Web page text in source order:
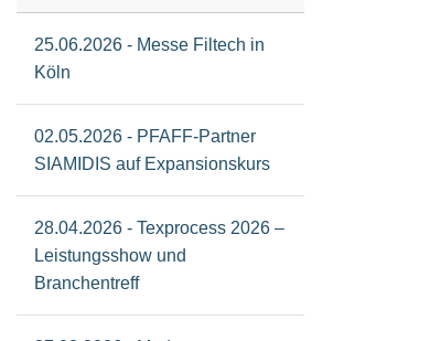
25.06.2026 - Messe Filtech in
Köln
02.05.2026 - PFAFF-Partner
SIAMIDIS auf Expansionskurs
28.04.2026 - Texprocess 2026 –
Leistungsshow und
Branchentreff